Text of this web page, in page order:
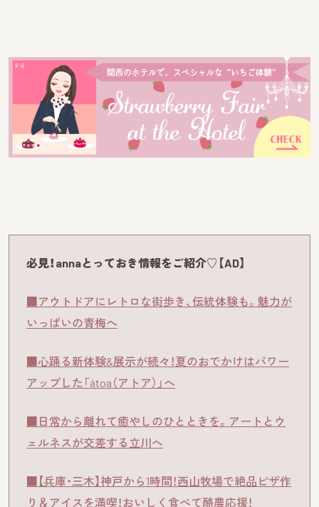
必見！annaとっておき情報をご紹介♡【AD】
■アウトドアにレトロな街歩き、伝統体験も。魅力が
いっぱいの青梅へ
■心踊る新体験&展示が続々！夏のおでかけはパワー
アップした「átoa（アトア）」へ
■日常から離れて癒やしのひとときを。アートとウ
ェルネスが交差する立川へ
■【兵庫・三木】神戸から1時間！西山牧場で絶品ピザ作
り＆アイスを満喫！おいしく食べて酪農応援！